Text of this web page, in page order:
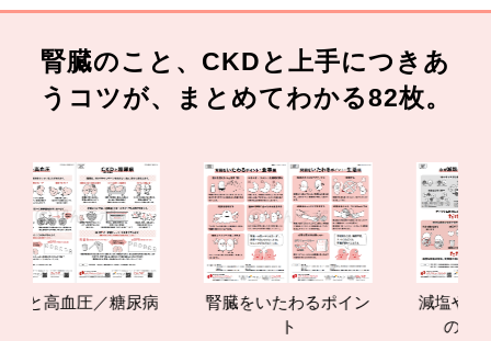
腎臓のこと、CKDと上手につきあ
うコツが、まとめてわかる82枚。
高血圧／糖尿病
腎臓をいたわるポイン
減塩やたん
の効果と